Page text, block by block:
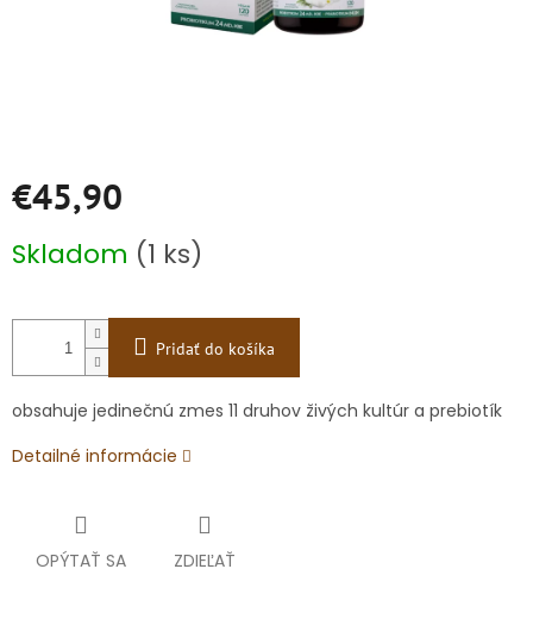
€45,90
cena:
Skladom (1 ks)
Pridať do košíka
obsahuje jedinečnú zmes 11 druhov živých kultúr a prebiotík
Detailné informácie
OPÝTAŤ SA ZDIEĽAŤ